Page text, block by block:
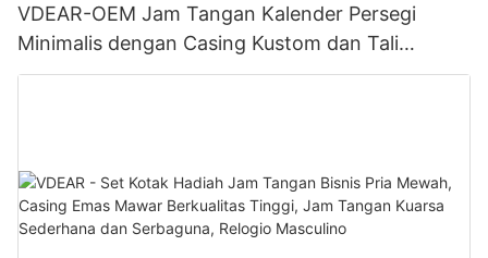
VDEAR-OEM Jam Tangan Kalender Persegi
Minimalis dengan Casing Kustom dan Tali
Stainless Steel, Cocok untuk Bisnis, Sehari-hari,